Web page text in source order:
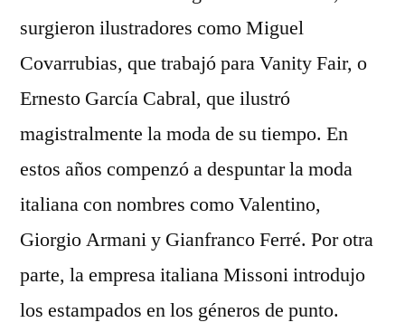
surgieron ilustradores como Miguel
Covarrubias, que trabajó para Vanity Fair, o
Ernesto García Cabral, que ilustró
magistralmente la moda de su tiempo. En
estos años compenzó a despuntar la moda
italiana con nombres como Valentino,
Giorgio Armani y Gianfranco Ferré. Por otra
parte, la empresa italiana Missoni introdujo
los estampados en los géneros de punto.